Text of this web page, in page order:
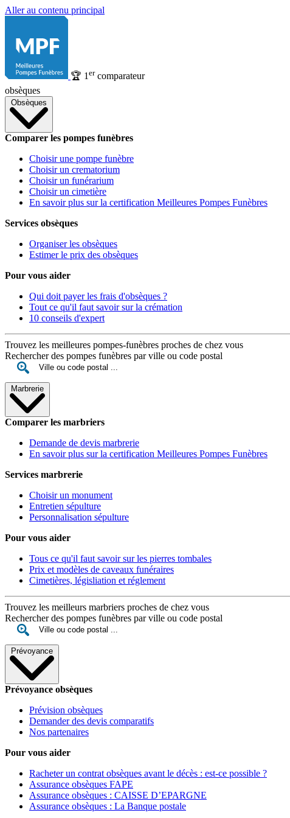
Aller au contenu principal
🏆 1 ercomparateur
obsèques
Obsèques
Comparer les pompes funèbres
Choisir une pompe funèbre
Choisir un crematorium
Choisir un funérarium
Choisir un cimetière
En savoir plus sur la certification Meilleures Pompes Funèbres
Services obsèques
Organiser les obsèques
Estimer le prix des obsèques
Pour vous aider
Qui doit payer les frais d'obsèques ?
Tout ce qu'il faut savoir sur la crémation
10 conseils d'expert
Trouvez les meilleures pompes-funèbres proches de chez vous
Rechercher des pompes funèbres par ville ou code postal
Marbrerie
Comparer les marbriers
Demande de devis marbrerie
En savoir plus sur la certification Meilleures Pompes Funèbres
Services marbrerie
Choisir un monument
Entretien sépulture
Personnalisation sépulture
Pour vous aider
Tous ce qu'il faut savoir sur les pierres tombales
Prix et modèles de caveaux funéraires
Cimetières, législiation et réglement
Trouvez les meilleurs marbriers proches de chez vous
Rechercher des pompes funèbres par ville ou code postal
Prévoyance
Prévoyance obsèques
Prévision obsèques
Demander des devis comparatifs
Nos partenaires
Pour vous aider
Racheter un contrat obsèques avant le décès : est-ce possible ?
Assurance obsèques FAPE
Assurance obsèques : CAISSE D’EPARGNE
Assurance obsèques : La Banque postale